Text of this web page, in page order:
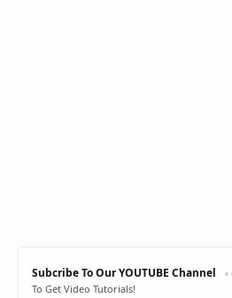
Subcribe To Our YOUTUBE Channel
To Get Video Tutorials!